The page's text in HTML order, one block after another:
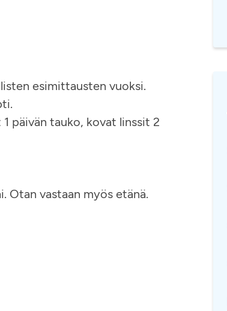
esimittausten vuoksi.
päivän tauko, kovat linssit 2
Otan vastaan myös etänä.